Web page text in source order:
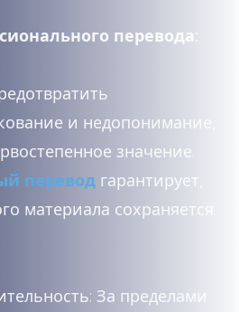
перевода:
и недопонимание,
значение.
перевод гарантирует,
материала сохраняется
За пределами